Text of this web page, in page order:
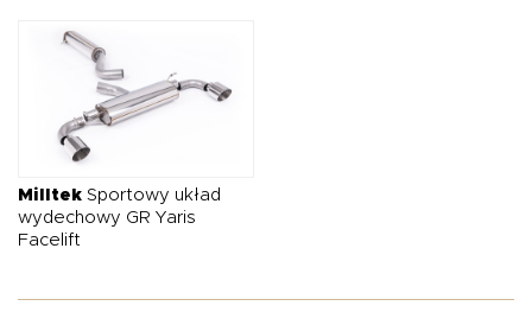
Milltek Sportowy układ
wydechowy GR Yaris
Facelift